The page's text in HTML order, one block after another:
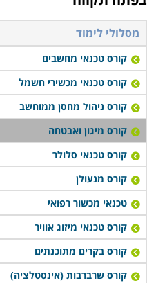
מסלולי לימוד
קורס טכנאי מחשבים
קורס טכנאי מכשירי חשמל
קורס ניהול מחסן ממוחשב
קורס מיגון ואבטחה
קורס טכנאי סלולר
קורס מנעולן
טכנאי מכשור רפואי
קורס טכנאי מיזוג אוויר
קורס בקרים מתוכנתים
קורס שרברבות (אינסטלציה)